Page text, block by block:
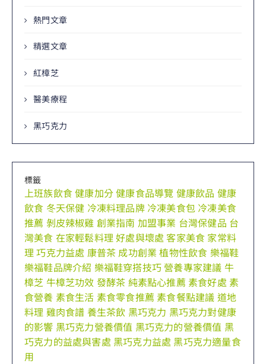
熱門文章
精選文章
紅樟芝
醫美療程
黑巧克力
標籤
上班族飲食健康加分健康食品導覽 健康飲品 健康
飲食 冬天保健 冷凍料理品牌 冷凍美食包 冷凍美食
推薦 剝皮辣椒雞 創業指南 加盟事業 台灣保健品 台
灣美食 在家輕鬆料理好處與壞處 客家美食 家常料
理巧克力益處 康普茶 成功創業 植物性飲食 樂福鞋
樂福鞋品牌介紹 樂福鞋穿搭技巧 營養專家建議 牛
樟芝 牛樟芝功效 發酵茶 純素點心推薦 素食好處 素
食營養 素食生活 素食零食推薦 素食餐點建議 道地
料理 雞肉食譜 養生茶飲 黑巧克力 黑巧克力對健康
的影響 黑巧克力營養價值 黑巧克力的營養價值 黑
巧克力的益處與害處 黑巧克力益處 黑巧克力適量食
用